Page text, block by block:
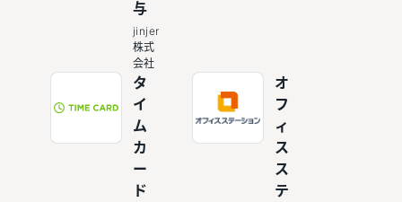
与
jinjer
株式
会社
タ
イ
ム
カ
ー
ド
オ
フ
ィ
ス
ス
テ